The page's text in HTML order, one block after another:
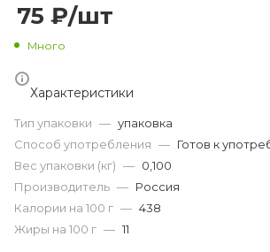
75 ₽/шт
Много
Характеристики
Тип упаковки — упаковка
Способ употребления — Готов к
Вес упаковки (кг) — 0,100
Производитель — Россия
Калории на 100 г — 438
Жиры на 100 г — 11